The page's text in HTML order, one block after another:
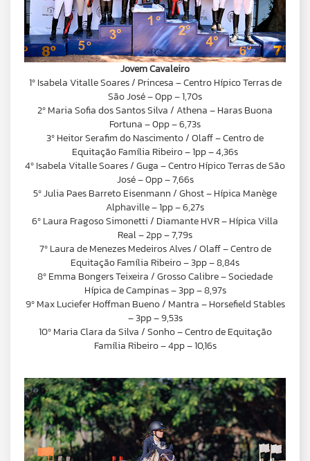
Jovem Cavaleiro
1º Isabela Vitalle Soares / Princesa – Centro Hípico Terras de
São José – 0pp – 1,70s
2º Maria Sofia dos Santos Silva / Athena – Haras Buona
Fortuna – 0pp – 6,73s
3º Heitor Serafim do Nascimento / Olaff – Centro de
Equitação Família Ribeiro – 1pp – 4,36s
4º Isabela Vitalle Soares / Guga – Centro Hípico Terras de São
José – 0pp – 7,66s
5º Julia Paes Barreto Eisenmann / Ghost – Hípica Manège
Alphaville – 1pp – 6,27s
6º Laura Fragoso Simonetti / Diamante HVR – Hípica Villa
Real – 2pp – 7,79s
7º Laura de Menezes Medeiros Alves / Olaff – Centro de
Equitação Família Ribeiro – 3pp – 8,84s
8º Emma Bongers Teixeira / Grosso Calibre – Sociedade
Hípica de Campinas – 3pp – 8,97s
9º Max Luciefer Hoffman Bueno / Mantra – Horsefield Stables
– 3pp – 9,53s
10º Maria Clara da Silva / Sonho – Centro de Equitação
Família Ribeiro – 4pp – 10,16s